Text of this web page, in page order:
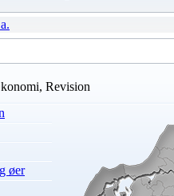
Revision
øer